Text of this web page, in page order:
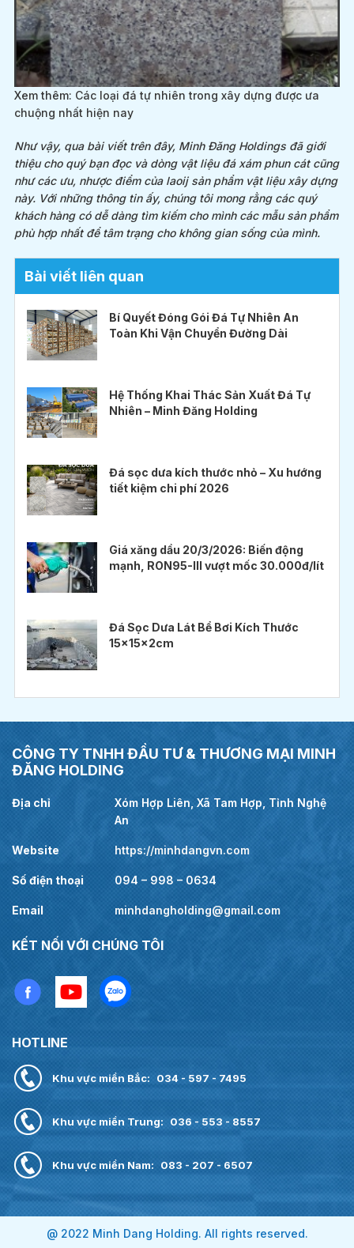
Xem thêm: Các loại đá tự nhiên trong xây dựng được ưa
chuộng nhất hiện nay
Như vậy, qua bài viết trên đây, Minh Đăng Holdings đã giới
thiệu cho quý bạn đọc và dòng vật liệu đá xám phun cát cũng
như các ưu, nhược điểm của laoij sản phẩm vật liệu xây dựng
này. Với những thông tin ấy, chúng tôi mong rằng các quý
khách hàng có dễ dàng tìm kiếm cho mình các mẫu sản phẩm
phù hợp nhất để tâm trạng cho không gian sống của mình.
Bài viết liên quan
Bí Quyết Đóng Gói Đá Tự Nhiên An
Toàn Khi Vận Chuyển Đường Dài
Hệ Thống Khai Thác Sản Xuất Đá Tự
Nhiên – Minh Đăng Holding
Đá sọc dưa kích thước nhỏ – Xu hướng
tiết kiệm chi phí 2026
Giá xăng dầu 20/3/2026: Biến động
mạnh, RON95-III vượt mốc 30.000đ/lít
Đá Sọc Dưa Lát Bể Bơi Kích Thước
15x15x2cm
CÔNG TY TNHH ĐẦU TƯ & THƯƠNG MẠI MINH
ĐĂNG HOLDING
Địa chỉ
Xóm Hợp Liên, Xã Tam Hợp, Tỉnh Nghệ
An
Website https://minhdangvn.com
Số điện thoại 094 – 998 – 0634
Email minhdangholding@gmail.com
KẾT NỐI VỚI CHÚNG TÔI
HOTLINE
Khu vực miền Bắc: 034 - 597 - 7495
Khu vực miền Trung: 036 - 553 - 8557
Khu vực miền Nam: 083 - 207 - 6507
@ 2022 Minh Dang Holding. All rights reserved.